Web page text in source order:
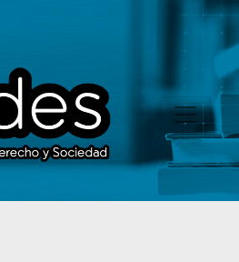
y las generaciones políticas